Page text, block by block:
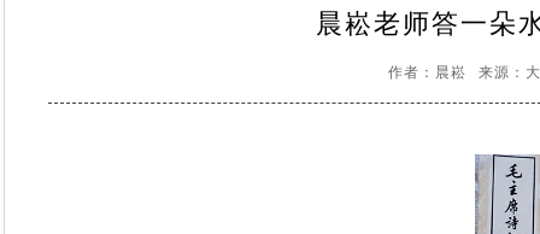
晨崧老师答一朵
作者：晨崧 来源：